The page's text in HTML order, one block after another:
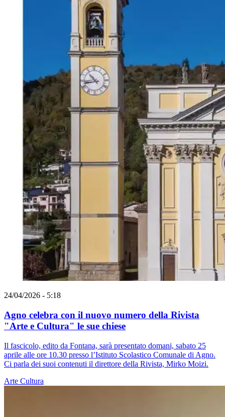
24/04/2026 - 5:18
Agno celebra con il nuovo numero della Rivista
"Arte e Cultura" le sue chiese
Il fascicolo, edito da Fontana, sarà presentato domani, sabato 25
aprile alle ore 10.30 presso l’Istituto Scolastico Comunale di Agno.
Ci parla dei suoi contenuti il direttore della Rivista, Mirko Moizi.
Arte Cultura